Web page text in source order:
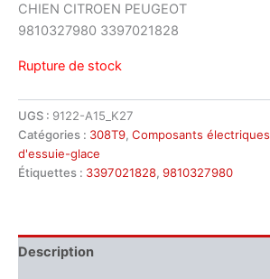
CHIEN CITROEN PEUGEOT
9810327980 3397021828
Rupture de stock
UGS : 9122-A15_K27
Catégories : 308T9, Composants électriques
d'essuie-glace
Étiquettes : 3397021828, 9810327980
Description